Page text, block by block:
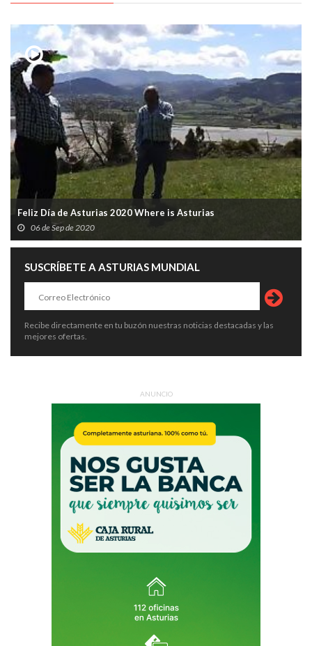
Feliz Día de Asturias 2020 Where is Asturias
06 de Sep de 2020
SUSCRÍBETE A ASTURIAS MUNDIAL
Recibe directamente en tu buzón nuestras noticias destacadas y las
mejores ofertas.
ANUNCIO